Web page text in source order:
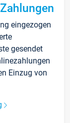
eingezogen
gesendet
Einzug von